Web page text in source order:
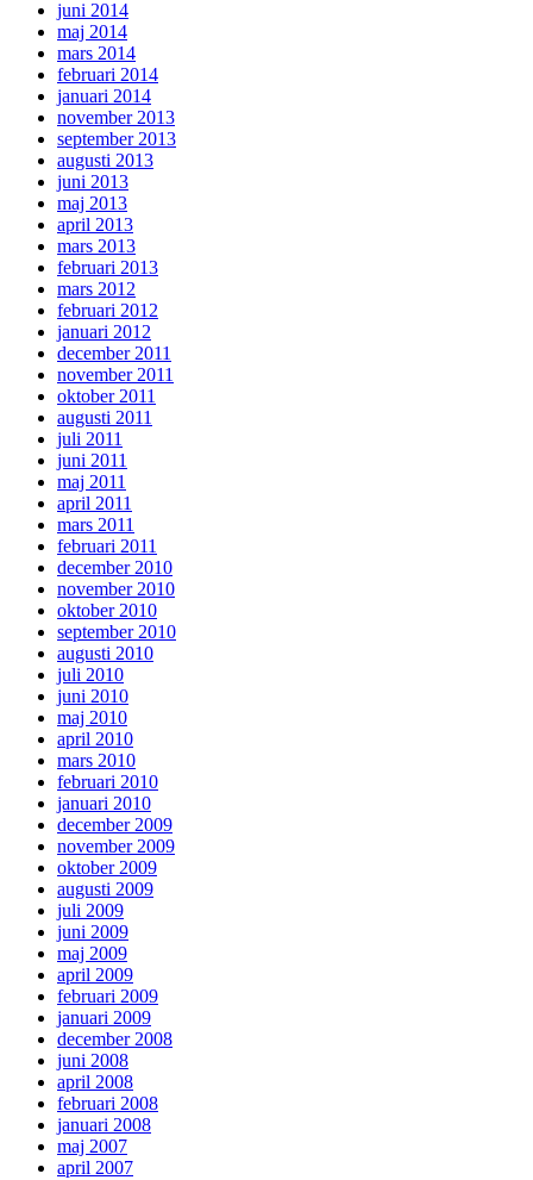
juni 2014
maj 2014
mars 2014
februari 2014
januari 2014
november 2013
september 2013
augusti 2013
juni 2013
maj 2013
april 2013
mars 2013
februari 2013
mars 2012
februari 2012
januari 2012
december 2011
november 2011
oktober 2011
augusti 2011
juli 2011
juni 2011
maj 2011
april 2011
mars 2011
februari 2011
december 2010
november 2010
oktober 2010
september 2010
augusti 2010
juli 2010
juni 2010
maj 2010
april 2010
mars 2010
februari 2010
januari 2010
december 2009
november 2009
oktober 2009
augusti 2009
juli 2009
juni 2009
maj 2009
april 2009
februari 2009
januari 2009
december 2008
juni 2008
april 2008
februari 2008
januari 2008
maj 2007
april 2007